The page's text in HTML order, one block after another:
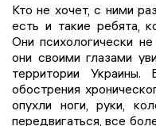
Кто не хочет, с ними
есть и такие ребята,
Они психологически
они своими глазами
территории
обострения
опухли ноги, руки,
передвигаться, все